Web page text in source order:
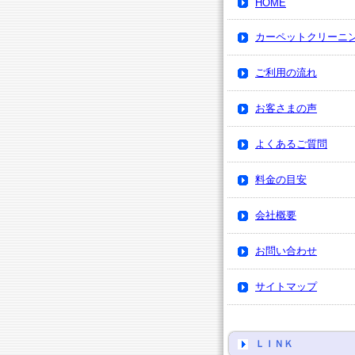
HOME
カーペットクリーニ
ご利用の流れ
お客さまの声
よくあるご質問
料金の目安
会社概要
お問い合わせ
サイトマップ
ＬＩＮＫ